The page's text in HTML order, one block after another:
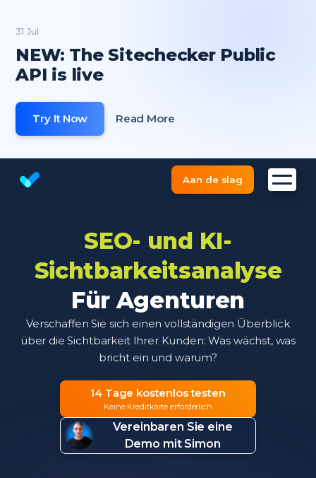
31 Jul
NEW: The Sitechecker Public
API is live
Try It Now Read More
Kostenlose SEO Website Check
Aan de slag
SEO- und KI-
Sichtbarkeitsanalyse
Für Agenturen
Verschaffen Sie sich einen vollständigen Überblick
über die Sichtbarkeit Ihrer Kunden: Was wächst, was
bricht ein und warum?
14 Tage kostenlos testen
Keine Kreditkarte erforderlich
Vereinbaren Sie eine
Demo mit Simon